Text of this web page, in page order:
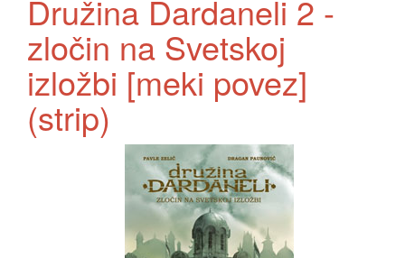
Družina Dardaneli 2 -
zločin na Svetskoj
izložbi [meki povez]
(strip)